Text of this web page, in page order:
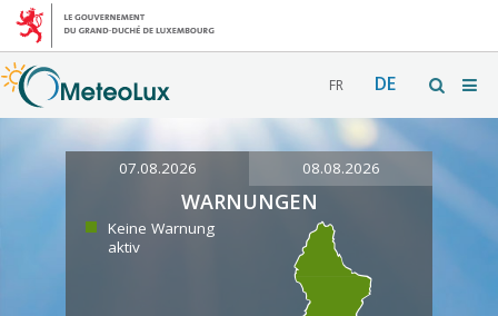
FR DE
07.08.2026 08.08.2026
WARNUNGEN
Keine Warnung
aktiv